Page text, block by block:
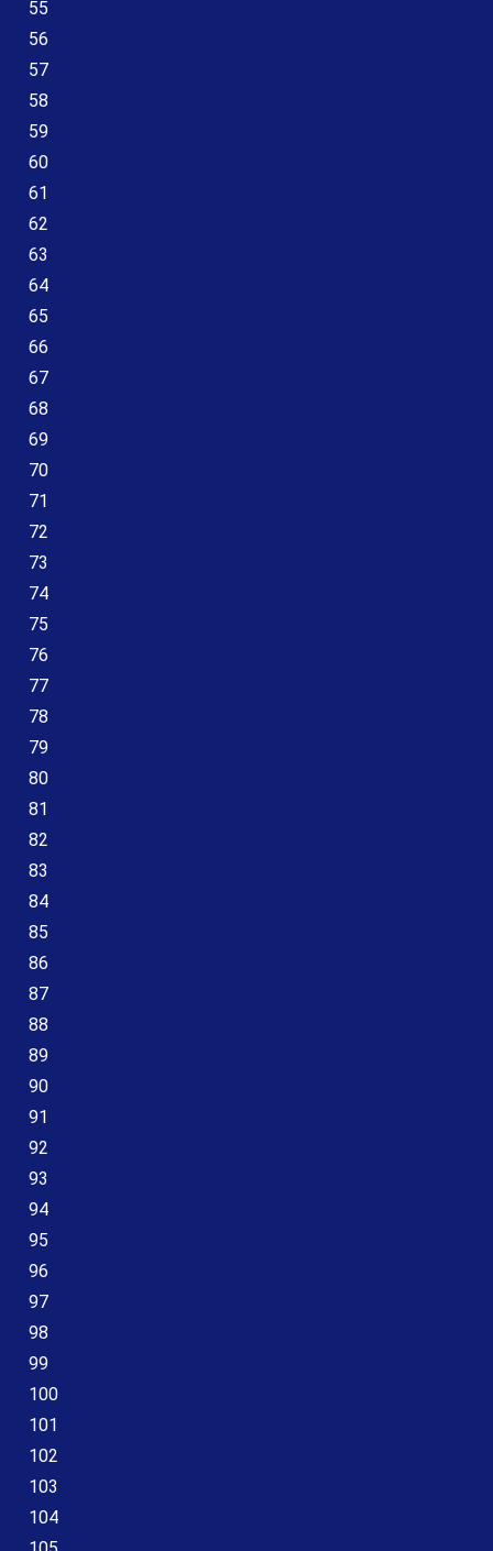
55
56
57
58
59
60
61
62
63
64
65
66
67
68
69
70
71
72
73
74
75
76
77
78
79
80
81
82
83
84
85
86
87
88
89
90
91
92
93
94
95
96
97
98
99
100
101
102
103
104